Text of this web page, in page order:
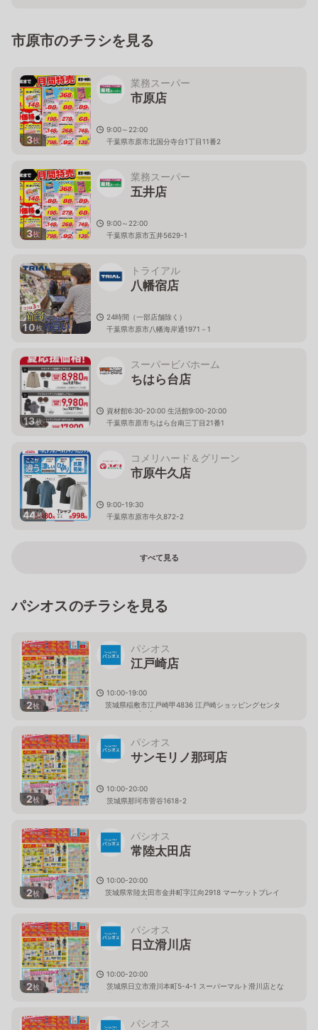
市原市のチラシを見る
3枚
業務スーパー
市原店
9:00～22:00
千葉県市原市北国分寺台1丁目11番2
3枚
業務スーパー
五井店
9:00～22:00
千葉県市原市五井5629-1
10枚
トライアル
八幡宿店
24時間（一部店舗除く）
千葉県市原市八幡海岸通1971－1
13枚
スーパービバホーム
ちはら台店
資材館6:30-20:00 生活館9:00-20:00
千葉県市原市ちはら台南三丁目21番1
44枚
コメリハード＆グリーン
市原牛久店
9:00-19:30
千葉県市原市牛久872-2
すべて見る
パシオスのチラシを見る
2枚
パシオス
江戸崎店
10:00-19:00
茨城県稲敷市江戸崎甲4836 江戸崎ショッピングセンタ
ー（パンプ）内
2枚
パシオス
サンモリノ那珂店
10:00-20:00
茨城県那珂市菅谷1618-2
2枚
パシオス
常陸太田店
10:00-20:00
茨城県常陸太田市金井町字江向2918 マーケットプレイ
ス フェスタ内
2枚
パシオス
日立滑川店
10:00-20:00
茨城県日立市滑川本町5-4-1 スーパーマルト滑川店とな
パシオス